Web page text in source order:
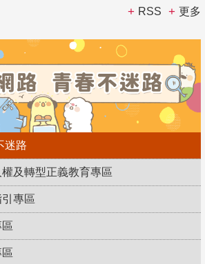
RSS 更多
迷路
權及轉型正義教育專區
專區